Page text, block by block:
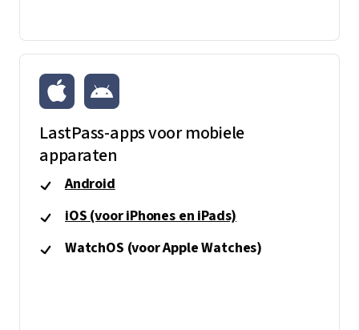
LastPass-apps voor mobiele
apparaten
Android
iOS (voor iPhones en iPads)
WatchOS (voor Apple Watches)